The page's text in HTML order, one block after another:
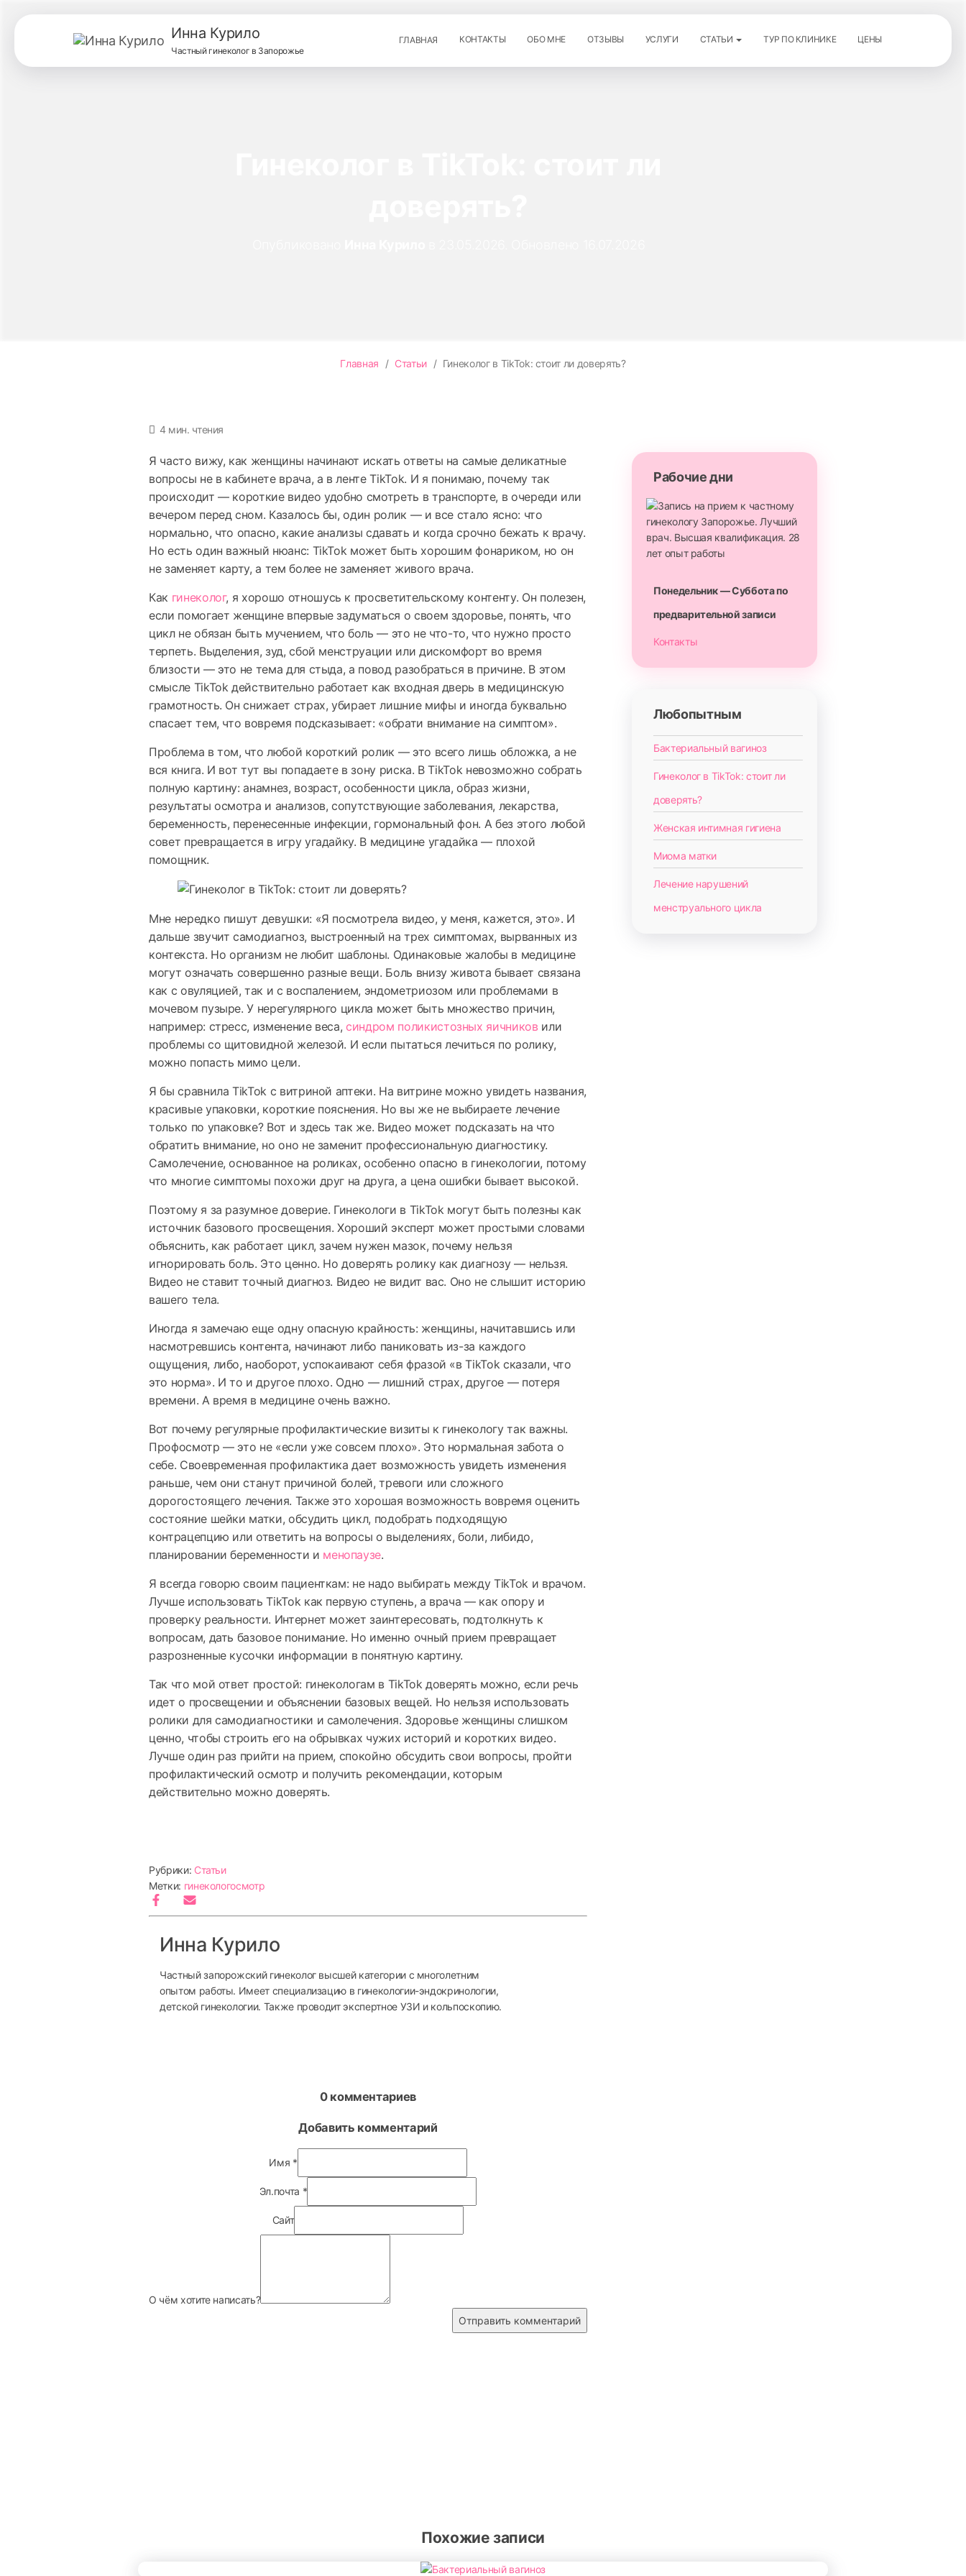
Инна Курило
Частный гинеколог в Запорожье
ГЛАВНАЯ КОНТАКТЫ ОБО МНЕ ОТЗЫВЫ УСЛУГИ СТАТЬИ ТУР ПО КЛИНИКЕ ЦЕНЫ
Главная / Статьи / Гинеколог в TikTok: стоит ли доверять?
4 мин. чтения
Я часто вижу, как женщины начинают искать ответы на самые деликатные
вопросы не в кабинете врача, а в ленте TikTok. И я понимаю, почему так
происходит — короткие видео удобно смотреть в транспорте, в очереди или
вечером перед сном. Казалось бы, один ролик — и все стало ясно: что
нормально, что опасно, какие анализы сдавать и когда срочно бежать к врачу.
Но есть один важный нюанс: TikTok может быть хорошим фонариком, но он
не заменяет карту, а тем более не заменяет живого врача.
Как гинеколог, я хорошо отношусь к просветительскому контенту. Он полезен,
если помогает женщине впервые задуматься о своем здоровье, понять, что
цикл не обязан быть мучением, что боль — это не что-то, что нужно просто
терпеть. Выделения, зуд, сбой менструации или дискомфорт во время
близости — это не тема для стыда, а повод разобраться в причине. В этом
смысле TikTok действительно работает как входная дверь в медицинскую
грамотность. Он снижает страх, убирает лишние мифы и иногда буквально
спасает тем, что вовремя подсказывает: «обрати внимание на симптом».
Проблема в том, что любой короткий ролик — это всего лишь обложка, а не
вся книга. И вот тут вы попадаете в зону риска. В TikTok невозможно собрать
полную картину: анамнез, возраст, особенности цикла, образ жизни,
результаты осмотра и анализов, сопутствующие заболевания, лекарства,
беременность, перенесенные инфекции, гормональный фон. А без этого любой
совет превращается в игру угадайку. В медицине угадайка — плохой
помощник.
Мне нередко пишут девушки: «Я посмотрела видео, у меня, кажется, это». И
дальше звучит самодиагноз, выстроенный на трех симптомах, вырванных из
контекста. Но организм не любит шаблоны. Одинаковые жалобы в медицине
могут означать совершенно разные вещи. Боль внизу живота бывает связана
как с овуляцией, так и с воспалением, эндометриозом или проблемами в
мочевом пузыре. У нерегулярного цикла может быть множество причин,
например: стресс, изменение веса, синдром поликистозных яичников или
проблемы со щитовидной железой. И если пытаться лечиться по ролику,
можно попасть мимо цели.
Я бы сравнила TikTok с витриной аптеки. На витрине можно увидеть названия,
красивые упаковки, короткие пояснения. Но вы же не выбираете лечение
только по упаковке? Вот и здесь так же. Видео может подсказать на что
обратить внимание, но оно не заменит профессиональную диагностику.
Самолечение, основанное на роликах, особенно опасно в гинекологии, потому
что многие симптомы похожи друг на друга, а цена ошибки бывает высокой.
Поэтому я за разумное доверие. Гинекологи в TikTok могут быть полезны как
источник базового просвещения. Хороший эксперт может простыми словами
объяснить, как работает цикл, зачем нужен мазок, почему нельзя
игнорировать боль. Это ценно. Но доверять ролику как диагнозу — нельзя.
Видео не ставит точный диагноз. Видео не видит вас. Оно не слышит историю
вашего тела.
Иногда я замечаю еще одну опасную крайность: женщины, начитавшись или
насмотревшись контента, начинают либо паниковать из-за каждого
ощущения, либо, наоборот, успокаивают себя фразой «в TikTok сказали, что
это норма». И то и другое плохо. Одно — лишний страх, другое — потеря
времени. А время в медицине очень важно.
Вот почему регулярные профилактические визиты к гинекологу так важны.
Профосмотр — это не «если уже совсем плохо». Это нормальная забота о
себе. Своевременная профилактика дает возможность увидеть изменения
раньше, чем они станут причиной болей, тревоги или сложного
дорогостоящего лечения. Также это хорошая возможность вовремя оценить
состояние шейки матки, обсудить цикл, подобрать подходящую
контрацепцию или ответить на вопросы о выделениях, боли, либидо,
планировании беременности и менопаузе.
Я всегда говорю своим пациенткам: не надо выбирать между TikTok и врачом.
Лучше использовать TikTok как первую ступень, а врача — как опору и
проверку реальности. Интернет может заинтересовать, подтолкнуть к
вопросам, дать базовое понимание. Но именно очный прием превращает
разрозненные кусочки информации в понятную картину.
Так что мой ответ простой: гинекологам в TikTok доверять можно, если речь
идет о просвещении и объяснении базовых вещей. Но нельзя использовать
ролики для самодиагностики и самолечения. Здоровье женщины слишком
ценно, чтобы строить его на обрывках чужих историй и коротких видео.
Лучше один раз прийти на прием, спокойно обсудить свои вопросы, пройти
профилактический осмотр и получить рекомендации, которым
действительно можно доверять.
Рубрики: Статьи
Метки: гинекологосмотр
Инна Курило
Частный запорожский гинеколог высшей категории с многолетним
опытом работы. Имеет специализацию в гинекологии-эндокринологии,
детской гинекологии. Также проводит экспертное УЗИ и кольпоскопию.
0 комментариев
Добавить комментарий
Имя *
Эл.почта *
Сайт
О чём хотите написать?
Рабочие дни
Понедельник — Суббота по
предварительной записи
Контакты
Любопытным
Бактериальный вагиноз
Гинеколог в TikTok: стоит ли
доверять?
Женская интимная гигиена
Миома матки
Лечение нарушений
менструального цикла
Похожие записи